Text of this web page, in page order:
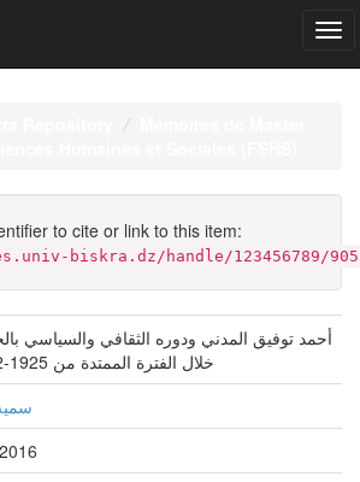
to cite or link to this item:
biskra.dz/handle/123456789/
أحمد توفيق المدني ودوره الثقافي والسياسي
خلال الفترة الممتدة من 1925-1962